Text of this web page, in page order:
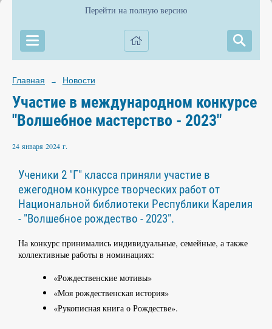
Перейти на полную версию
Главная → Новости
Участие в международном конкурсе
"Волшебное мастерство - 2023"
24 января 2024 г.
Ученики 2 "Г" класса приняли участие в
ежегодном конкурсе творческих работ от
Национальной библиотеки Республики Карелия
- "Волшебное рождество - 2023".
На конкурс принимались индивидуальные, семейные, а также
коллективные работы в номинациях:
«Рождественские мотивы»
«Моя рождественская история»
«Рукописная книга о Рождестве».